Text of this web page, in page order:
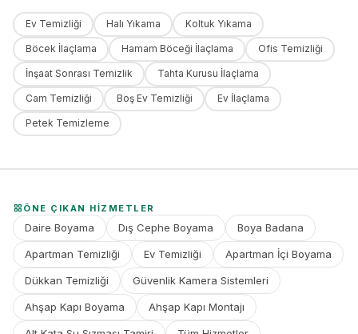
Ev Temizliği Halı Yıkama Koltuk Yıkama
Böcek İlaçlama Hamam Böceği İlaçlama Ofis Temizliği
İnşaat Sonrası Temizlik Tahta Kurusu İlaçlama
Cam Temizliği Boş Ev Temizliği Ev İlaçlama
Petek Temizleme
ÖNE ÇIKAN HIZMETLER
Daire Boyama Dış Cephe Boyama Boya Badana
Apartman Temizliği Ev Temizliği Apartman İçi Boyama
Dükkan Temizliği Güvenlik Kamera Sistemleri
Ahşap Kapı Boyama Ahşap Kapı Montajı